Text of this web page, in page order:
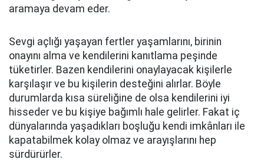
aramaya devam eder.
Sevgi açlığı yaşayan fertler yaşamlarını, birinin
onayını alma ve kendilerini kanıtlama peşinde
tüketirler. Bazen kendilerini onaylayacak kişilerle
karşılaşır ve bu kişilerin desteğini alırlar. Böyle
durumlarda kısa süreliğine de olsa kendilerini iyi
hisseder ve bu kişiye bağımlı hale gelirler. Fakat iç
dünyalarında yaşadıkları boşluğu kendi imkânları ile
kapatabilmek kolay olmaz ve arayışlarını hep
sürdürürler.